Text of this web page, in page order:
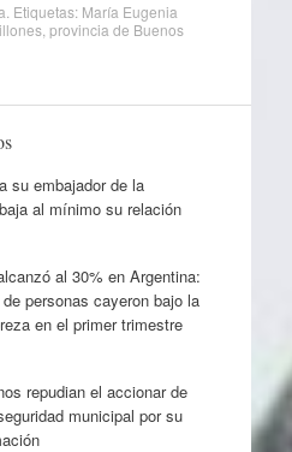
. Etiquetas: María Eugenia
, provincia de Buenos
su embajador de la
al mínimo su relación
al 30% en Argentina:
personas cayeron bajo la
en el primer trimestre
repudian el accionar de
municipal por su